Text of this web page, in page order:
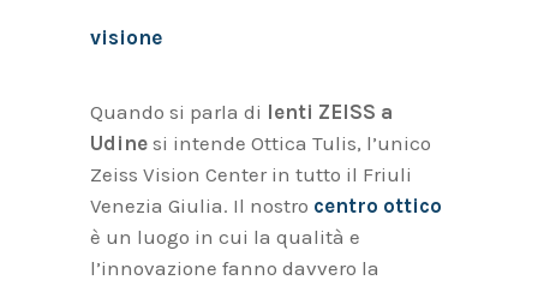
visione
Quando si parla di lenti ZEISS a
Udine si intende Ottica Tulis, l’unico
Zeiss Vision Center in tutto il Friuli
Venezia Giulia. Il nostro centro ottico
è un luogo in cui la qualità e
l’innovazione fanno davvero la